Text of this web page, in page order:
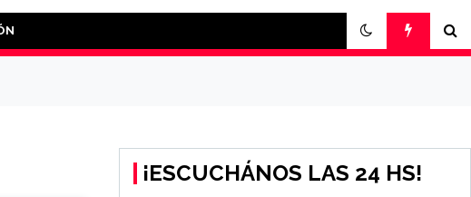
¡ESCUCHÁNOS LAS 24 HS!